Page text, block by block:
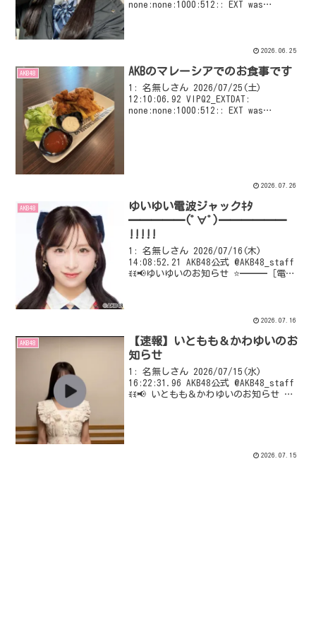
none:none:1000:512:: EXT was
2026.06.25
AKB48 AKBのマレーシアでのお食事です
1: 名無しさん 2026/07/25(土)
12:10:06.92 VIPQ2_EXTDAT:
none:none:1000:512:: EXT was
2026.07.26
AKB48
ゆいゆい電波ジャックｷﾀ
━━━━━(ﾟ∀ﾟ)━━━━━━
!!!!!
1: 名無しさん 2026/07/16(木)
14:08:52.21 AKB48公式 @AKB48_staff
ꉂꉂ📢ゆいゆいのお知らせ ⭐━━━［電波
2026.07.16
AKB48
【速報】いともも＆かわゆいのお
知らせ
1: 名無しさん 2026/07/15(水)
16:22:31.96 AKB48公式 @AKB48_staff
ꉂꉂ📢 いともも＆かわゆいのお知らせ 📻
2026.07.15